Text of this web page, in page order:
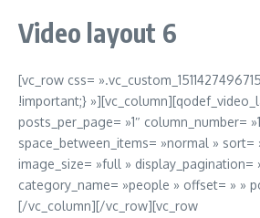
Video layout 6
[vc_row css=
!important;}
posts_per_page= »1″ column_number=
space_between_items= »normal » sort=
image_size= »full » display_pagination=
category_name= »people » offset= » »
[/vc_column][/vc_row][vc_row